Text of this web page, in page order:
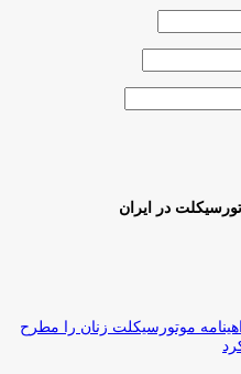
در ایران
موتورسیکلت زنان را مطرح